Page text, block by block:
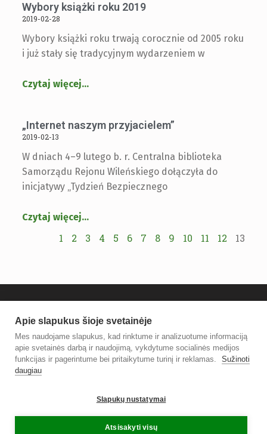
Wybory książki roku 2019
2019-02-28
Wybory książki roku trwają corocznie od 2005 roku
i już stały się tradycyjnym wydarzeniem w
Czytaj więcej…
„Internet naszym przyjacielem”
2019-02-13
W dniach 4–9 lutego b. r. Centralna biblioteka
Samorządu Rejonu Wileńskiego dołączyła do
inicjatywy „Tydzień Bezpiecznego
Czytaj więcej…
1 2 3 4 5 6 7 8 9 10 11 12 13
© 2021 Vilniaus rajono savivaldybės Centrinė biblioteka.
Apie slapukus šioje svetainėje
Mes naudojame slapukus, kad rinktume ir analizuotume informaciją
apie svetainės darbą ir naudojimą, vykdytume socialinės medijos
funkcijas ir pagerintume bei pritaikytume turinį ir reklamas.
Sužinoti
daugiau
Slapukų nustatymai
Atsisakyti visų